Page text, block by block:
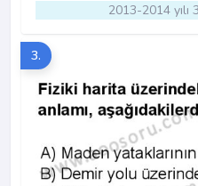
2013-2014 yılı
3.